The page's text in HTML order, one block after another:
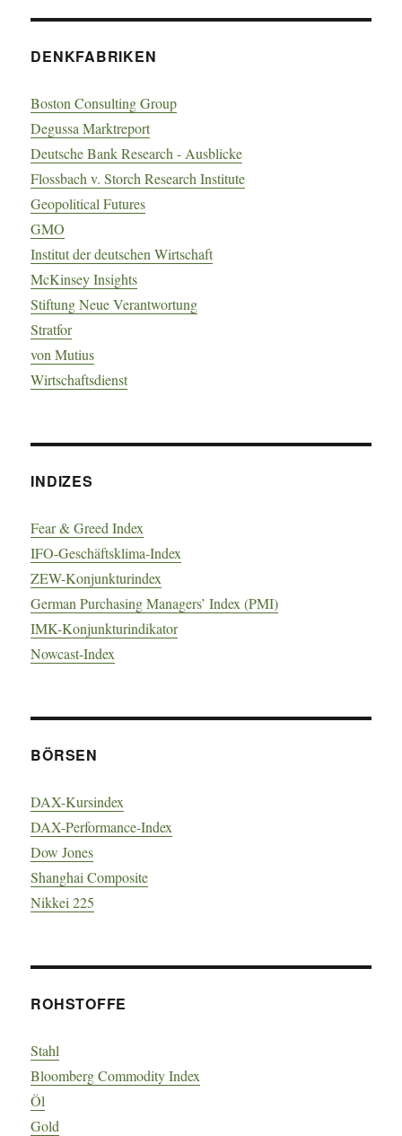
DENKFABRIKEN
Boston Consulting Group
Degussa Marktreport
Deutsche Bank Research - Ausblicke
Flossbach v. Storch Research Institute
Geopolitical Futures
GMO
Institut der deutschen Wirtschaft
McKinsey Insights
Stiftung Neue Verantwortung
Stratfor
von Mutius
Wirtschaftsdienst
INDIZES
Fear & Greed Index
IFO-Geschäftsklima-Index
ZEW-Konjunkturindex
German Purchasing Managers’ Index (PMI)
IMK-Konjunkturindikator
Nowcast-Index
BÖRSEN
DAX-Kursindex
DAX-Performance-Index
Dow Jones
Shanghai Composite
Nikkei 225
ROHSTOFFE
Stahl
Bloomberg Commodity Index
Öl
Gold